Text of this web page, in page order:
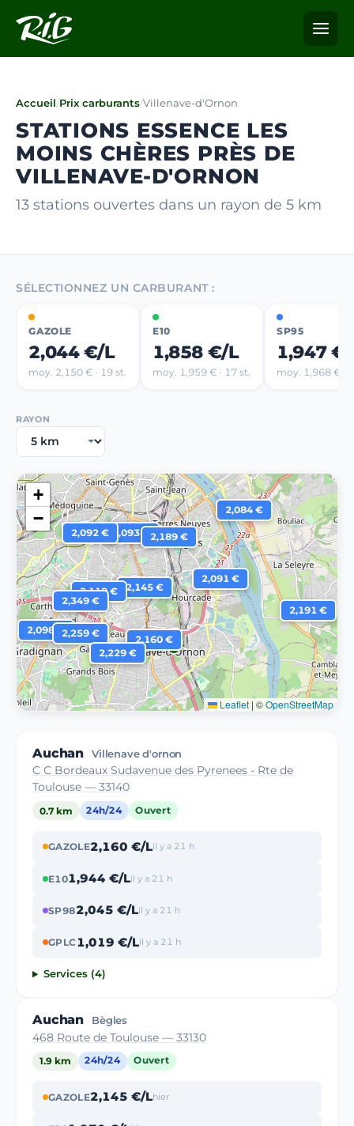
Accueil/Prix carburants/Villenave-d'Ornon
STATIONS ESSENCE LES
MOINS CHÈRES PRÈS DE
VILLENAVE-D'ORNON
13 stations ouvertes dans un rayon de 5 km
SÉLECTIONNEZ UN CARBURANT :
GAZOLE
2,044 €/L
moy. 2,150 € · 19 st.
E10
1,858 €/L
moy. 1,959 € · 17 st.
SP95
1,947
moy. 1,968 € ·
RAYON
2,160 €
2,145 €
2,229 €
2,091 €
2,119 €
2,259 €
2,349 €
2,189 €
2,093 €
2,098 €
2,092 €
2,191 €
2,084 €
+
−
Leaflet | ©OpenStreetMap
Auchan Villenave d'ornon
C C Bordeaux Sudavenue des Pyrenees - Rte de
Toulouse — 33140
0.7 km 24h/24 Ouvert
GAZOLE2,160 €/Lil y a 21 h
E101,944 €/Lil y a 21 h
SP982,045 €/Lil y a 21 h
GPLC1,019 €/Lil y a 21 h
Services (4)
Auchan Bègles
468 Route de Toulouse — 33130
1.9 km 24h/24 Ouvert
GAZOLE2,145 €/Lhier